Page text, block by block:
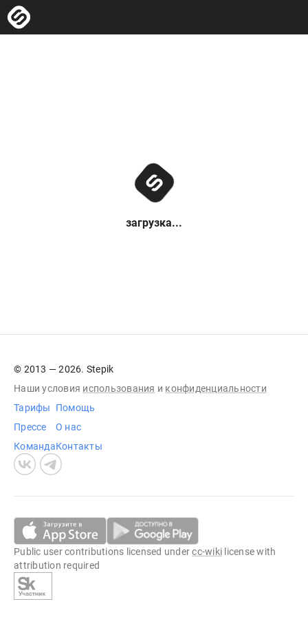
загрузка...
© 2013 — 2026. Stepik
Наши условия использования и конфиденциальности
Тарифы
Прессе
Команда
Помощь
О нас
Контакты
Public user contributions licensed undercc-wiki license with
attribution required